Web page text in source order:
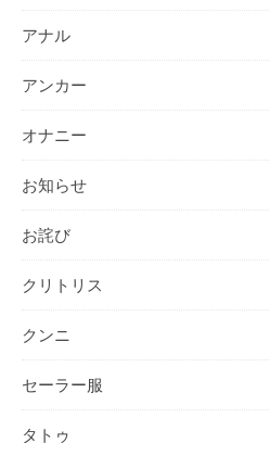
アナル
アンカー
オナニー
お知らせ
お詫び
クリトリス
クンニ
セーラー服
タトゥ